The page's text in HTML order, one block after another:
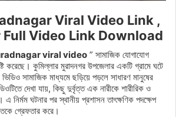
Viral Video Link ,
Video Link Download
viral video ” সামাজিক যোগাযোগ
করেছে। কুমিল্লার মুরাদনগর উপজেলার একটি গ্রামে ঘটে
সামাজিক মাধ্যমে ছড়িয়ে পড়লে সাধারণ মানুষের
দেখা যায়, কিছু দুর্বৃত্ত এক নারীকে শারীরিক ও
এ নির্মম ঘটনার পর স্থানীয় প্রশাসন তাৎক্ষণিক পদক্ষেপ
গ্রেফতার করে।